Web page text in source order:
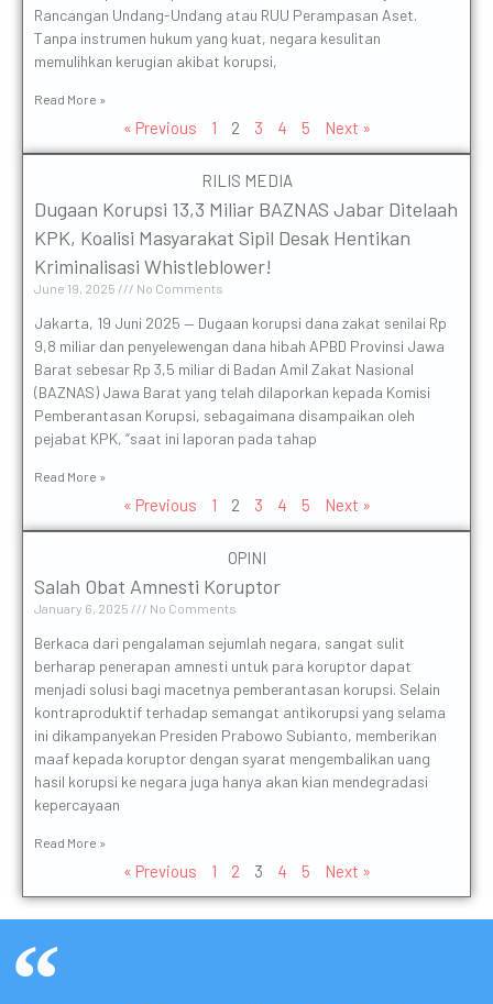
Rancangan Undang-Undang atau RUU Perampasan Aset.
Tanpa instrumen hukum yang kuat, negara kesulitan
memulihkan kerugian akibat korupsi,
Read More »
« Previous 1 2 3 4 5 Next »
RILIS MEDIA
Dugaan Korupsi 13,3 Miliar BAZNAS Jabar Ditelaah
KPK, Koalisi Masyarakat Sipil Desak Hentikan
Kriminalisasi Whistleblower!
June 19, 2025 No Comments
Jakarta, 19 Juni 2025 — Dugaan korupsi dana zakat senilai Rp
9,8 miliar dan penyelewengan dana hibah APBD Provinsi Jawa
Barat sebesar Rp 3,5 miliar di Badan Amil Zakat Nasional
(BAZNAS) Jawa Barat yang telah dilaporkan kepada Komisi
Pemberantasan Korupsi, sebagaimana disampaikan oleh
pejabat KPK, “saat ini laporan pada tahap
Read More »
« Previous 1 2 3 4 5 Next »
OPINI
Salah Obat Amnesti Koruptor
January 6, 2025 No Comments
Berkaca dari pengalaman sejumlah negara, sangat sulit
berharap penerapan amnesti untuk para koruptor dapat
menjadi solusi bagi macetnya pemberantasan korupsi. Selain
kontraproduktif terhadap semangat antikorupsi yang selama
ini dikampanyekan Presiden Prabowo Subianto, memberikan
maaf kepada koruptor dengan syarat mengembalikan uang
hasil korupsi ke negara juga hanya akan kian mendegradasi
kepercayaan
Read More »
« Previous 1 2 3 4 5 Next »